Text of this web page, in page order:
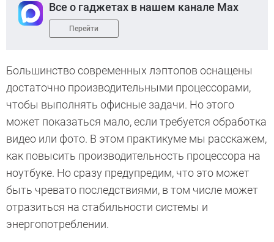
Все о гаджетах в нашем канале Max
Перейти
Большинство современных лэптопов оснащены
достаточно производительными процессорами,
чтобы выполнять офисные задачи. Но этого
может показаться мало, если требуется обработка
видео или фото. В этом практикуме мы расскажем,
как повысить производительность процессора на
ноутбуке. Но сразу предупредим, что это может
быть чревато последствиями, в том числе может
отразиться на стабильности системы и
энергопотреблении.